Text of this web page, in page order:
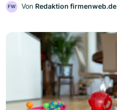
FW Von Redaktion firmenweb.de